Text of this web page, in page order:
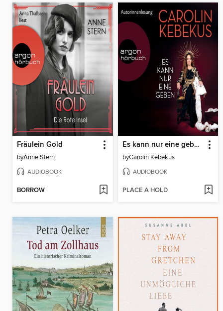
Fräulein Gold
byAnne Stern
AUDIOBOOK
BORROW
Es kann nur eine geben (Ungekürzt)
byCarolin Kebekus
AUDIOBOOK
PLACE A HOLD